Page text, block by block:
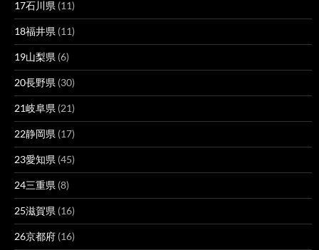
17石川県 (11)
18福井県 (11)
19山梨県 (6)
20長野県 (30)
21岐阜県 (21)
22静岡県 (17)
23愛知県 (45)
24三重県 (8)
25滋賀県 (16)
26京都府 (16)